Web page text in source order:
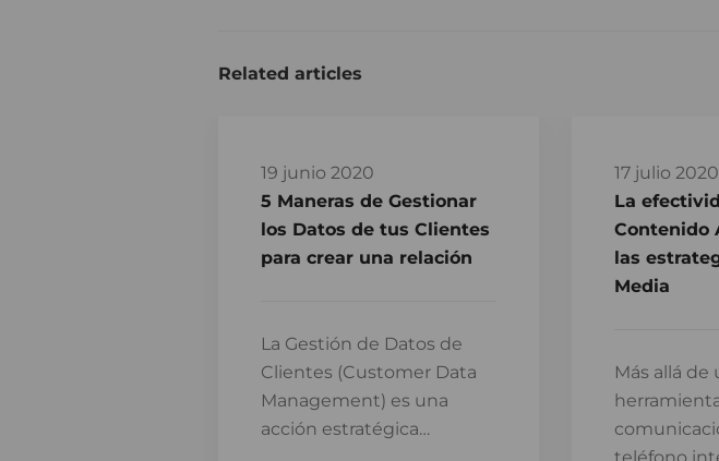
Related articles
19 junio 2020
5 Maneras de Gestionar
los Datos de tus Clientes
para crear una relación
La Gestión de Datos de
Clientes (Customer Data
Management) es una
acción estratégica…
17 julio 2020
La
Contenido
las
Media
Más allá de